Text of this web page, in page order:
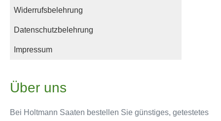
Widerrufsbelehrung
Datenschutzbelehrung
Impressum
Über uns
Bei Holtmann Saaten bestellen Sie günstiges, getestetes